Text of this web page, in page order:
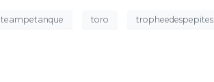
teampetanque toro tropheedespepites